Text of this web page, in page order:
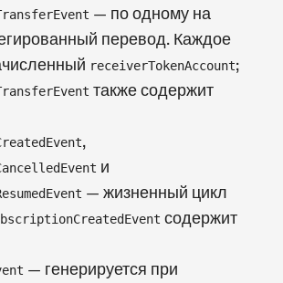
— по одному на
перевод. Каждое
receiverTokenAccount;
также содержит
,
и
— жизненный цикл
содержит
— генерируется при